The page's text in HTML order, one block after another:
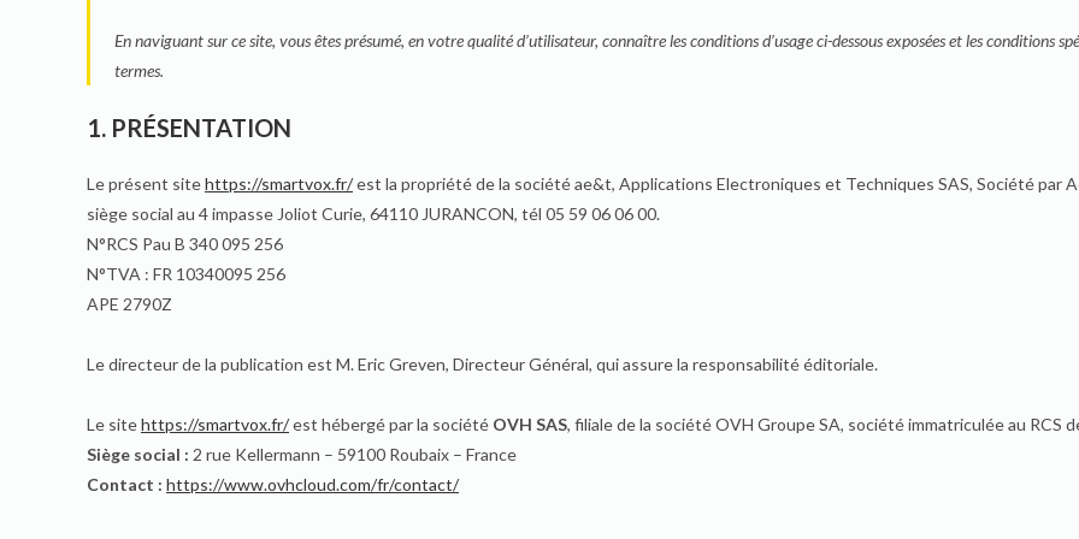
En naviguant sur ce site, vous êtes présumé, en votre qualité d’utilisateur, connaître les conditions d’usage ci-dessous exposées et les conditions
termes.
1. PRÉSENTATION
Le présent sitehttps://smartvox.fr/est la propriété de la société ae&t, Applications Electroniques et Techniques SAS, Société par
siège social au 4 impasse Joliot Curie, 64110 JURANCON, tél 05 59 06 06 00.
N°RCS Pau B 340 095 256
N°TVA : FR 10340095 256
APE 2790Z
Le directeur de la publication est M. Eric Greven, Directeur Général, qui assure la responsabilité éditoriale.
Le sitehttps://smartvox.fr/est hébergé par la société OVH SAS, filiale de la société OVH Groupe SA, société immatriculée au RCS
Siège social : 2 rue Kellermann – 59100 Roubaix – France
Contact : https://www.ovhcloud.com/fr/contact/